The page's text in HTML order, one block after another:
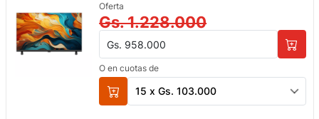
Oferta
Gs. 1.228.000
Gs. 958.000
O en cuotas de
15 x Gs. 103.000